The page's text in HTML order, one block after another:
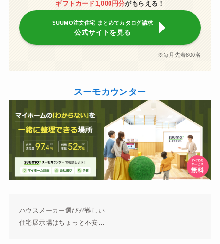
ギフトカード1,000円分がもらえる！
SUUMO注文住宅 まとめてカタログ請求
公式サイトを見る
※毎月先着800名
スーモカウンター
ハウスメーカー選びが難しい
住宅展示場はちょっと不安…